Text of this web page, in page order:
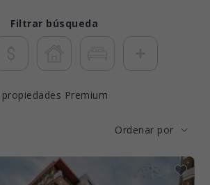
Filtrar búsqueda
Premium
Ordenar por